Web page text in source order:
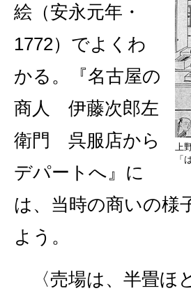
上
「
絵（安永元年・
1772）でよくわ
かる。『名古屋の
商人 伊藤次郎左
衛門 呉服店から
デパートへ』に
は、当時の商いの様
よう。
〈売場は、半畳ほ